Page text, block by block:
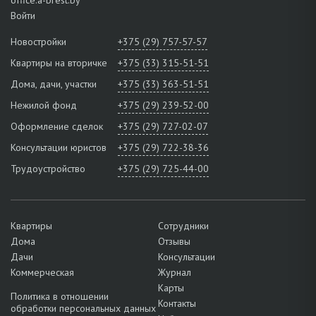
Войти
Новостройки
+375 (29) 757-57-57
Квартиры на вторичке
+375 (33) 315-51-51
Дома, дачи, участки
+375 (33) 363-51-51
Нежилой фонд
+375 (29) 239-52-00
Оформление сделок
+375 (29) 727-02-07
Консультации юристов
+375 (29) 722-38-36
Трудоустройство
+375 (29) 725-44-00
Квартиры
Дома
Дачи
Коммерческая
Политика в отношении
обработки персональных данных
Сотрудники
Отзывы
Консультации
Журнал
Карты
Контакты